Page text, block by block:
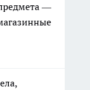
—